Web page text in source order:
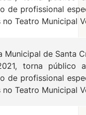
de profissional
Teatro Municipal
Municipal de Santa
torna público
de profissional
Teatro Municipal